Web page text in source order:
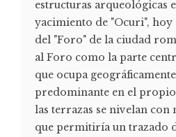
estructuras arqueológicas
yacimiento de "Ocuri", hoy
del "Foro" de la ciudad
al Foro como la parte
que ocupa
predominante en el
las terrazas se nivelan
que permitiría un trazado